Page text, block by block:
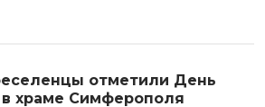
отметили День
храме Симферополя